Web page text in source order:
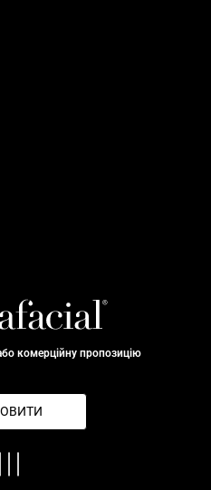
комерційну пропозицію